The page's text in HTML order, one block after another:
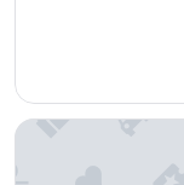
a
Crown Reef Beach